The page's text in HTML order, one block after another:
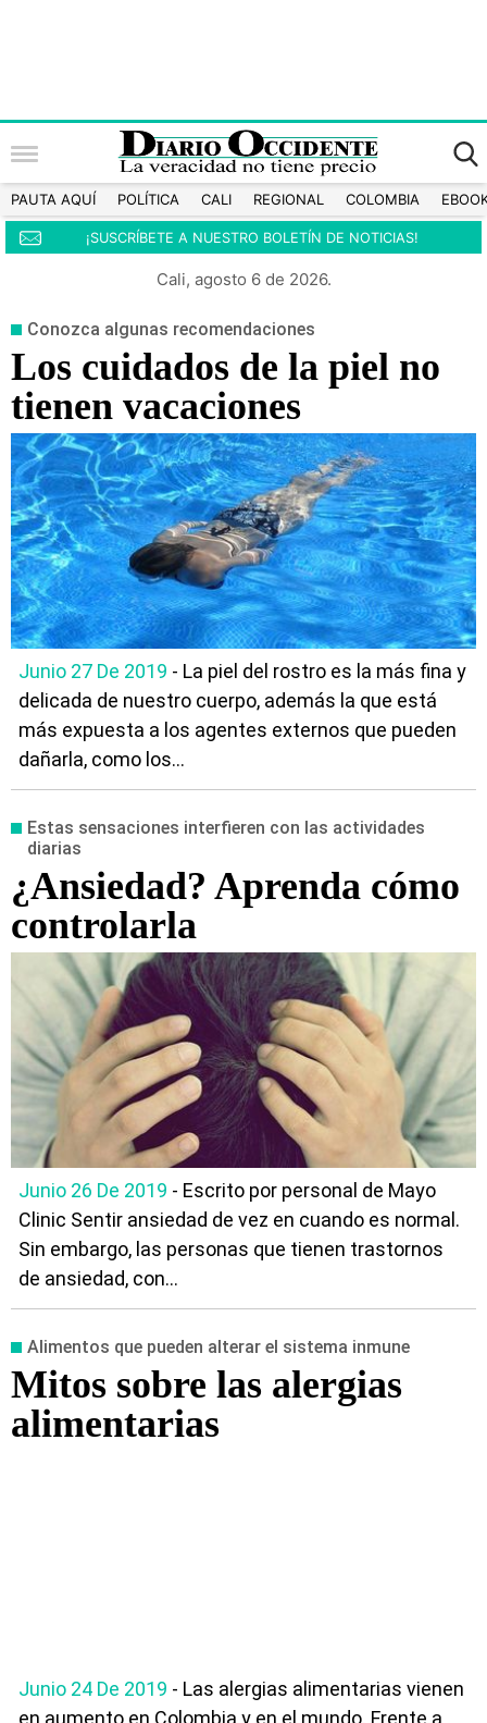
PAUTA AQUÍ POLÍTICA CALI REGIONAL COLOMBIA
¡SUSCRÍBETE A NUESTRO BOLETÍN DE NOTICIAS!
Cali, agosto 6 de 2026.
Conozca algunas recomendaciones
Los cuidados de la piel no
tienen vacaciones
Junio 27 De 2019 - La piel del rostro es la más fina y
delicada de nuestro cuerpo, además la que está
más expuesta a los agentes externos que pueden
dañarla, como los...
Estas sensaciones interfieren con las actividades
diarias
¿Ansiedad? Aprenda cómo
controlarla
Junio 26 De 2019 - Escrito por personal de Mayo
Clinic Sentir ansiedad de vez en cuando es normal.
Sin embargo, las personas que tienen trastornos
de ansiedad, con...
Alimentos que pueden alterar el sistema inmune
Mitos sobre las alergias
alimentarias
Junio 24 De 2019 - Las alergias alimentarias vienen
en aumento en Colombia y en el mundo. Frente a